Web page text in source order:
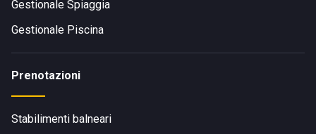
Gestionale Spiaggia
Gestionale Piscina
Prenotazioni
Stabilimenti balneari